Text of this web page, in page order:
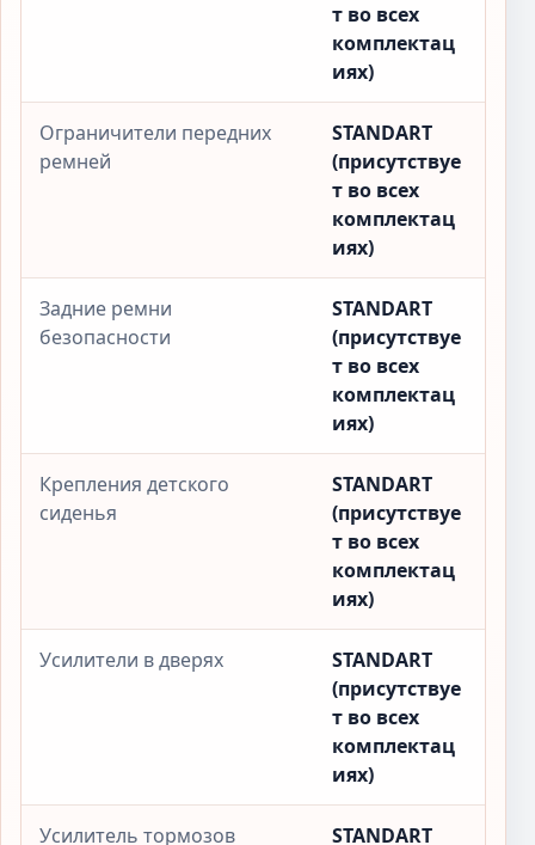
т во всех
комплектац
иях)
Ограничители передних
ремней
STANDART
(присутствуе
т во всех
комплектац
иях)
Задние ремни
безопасности
STANDART
(присутствуе
т во всех
комплектац
иях)
Крепления детского
сиденья
STANDART
(присутствуе
т во всех
комплектац
иях)
Усилители в дверях
STANDART
(присутствуе
т во всех
комплектац
иях)
Усилитель тормозов
STANDART